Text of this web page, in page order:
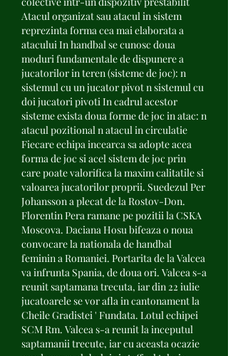
Atacul organizat sau atacul in sistem
reprezinta forma cea mai elaborata a
atacului In handbal se cunosc doua
moduri fundamentale de dispunere a
jucatorilor in teren (sisteme de joc): n
sistemul cu un jucator pivot n sistemul cu
doi jucatori pivoti In cadrul acestor
sisteme exista doua forme de joc in atac: n
atacul pozitional n atacul in circulatie
Fiecare echipa incearca sa adopte acea
forma de joc si acel sistem de joc prin
care poate valorifica la maxim calitatile si
valoarea jucatorilor proprii. Suedezul Per
Johansson a plecat de la Rostov-Don.
Florentin Pera ramane pe pozitii la CSKA
Moscova. Daciana Hosu bifeaza o noua
convocare la nationala de handbal
feminin a Romaniei. Portarita de la Valcea
va infrunta Spania, de doua ori. Valcea s-a
reunit saptamana trecuta, iar din 22 iulie
jucatoarele se vor afla in cantonament la
Cheile Gradistei ' Fundata. Lotul echipei
SCM Rm. Valcea s-a reunit la inceputul
saptamanii trecute, iar cu aceasta ocazie